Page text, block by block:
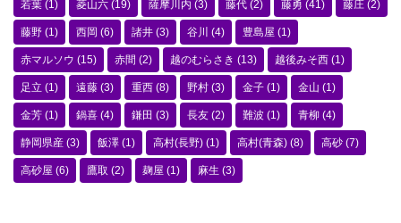
若葉 (1) 菱山六 (19) 薩摩川内 (3) 藤代 (2) 藤勇 (41) 藤庄 (2)
藤野 (1) 西岡 (6) 諸井 (3) 谷川 (4) 豊島屋 (1)
赤マルソウ (15) 赤間 (2) 越のむらさき (13) 越後みそ西 (1)
足立 (1) 遠藤 (3) 重西 (8) 野村 (3) 金子 (1) 金山 (1)
金芳 (1) 鍋喜 (4) 鎌田 (3) 長友 (2) 難波 (1) 青柳 (4)
静岡県産 (3) 飯澤 (1) 高村(長野) (1) 高村(青森) (8) 高砂 (7)
高砂屋 (6) 鷹取 (2) 麹屋 (1) 麻生 (3)